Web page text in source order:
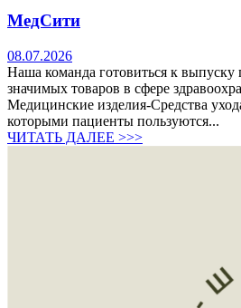
МедСити
08.07.2026
Наша команда готовиться к
значимых товаров в сфере
Медицинские изделия-Средства
которыми пациенты пользуются...
ЧИТАТЬ ДАЛЕЕ >>>